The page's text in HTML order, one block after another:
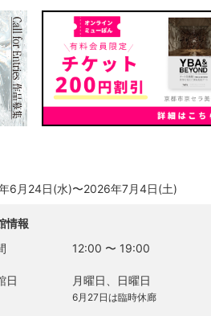
美術史研究）のテキストが、本展に
グラフィックデザイナーとして、晩年
作成する年表に、それらは反映されます
りの美術家の軌跡とその思考の広がり
6月24日(水)〜2026年7月4日(土)
情報
12:00 〜 19:00
日 月曜日、日曜日
6月27日は臨時休廊